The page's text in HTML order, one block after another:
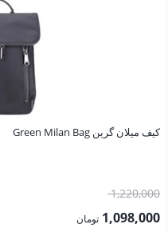
کیف میلان گرین Green Milan Bag
1,220,000قیمت
اصلی:1,098,000 تومان